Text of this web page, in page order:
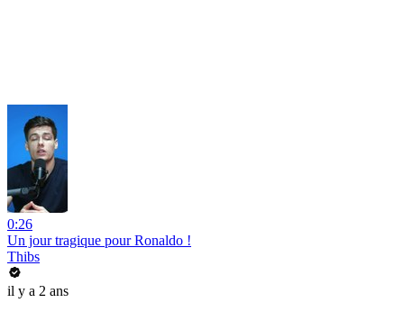
0:26
Un jour tragique pour Ronaldo !
Thibs
il y a 2 ans